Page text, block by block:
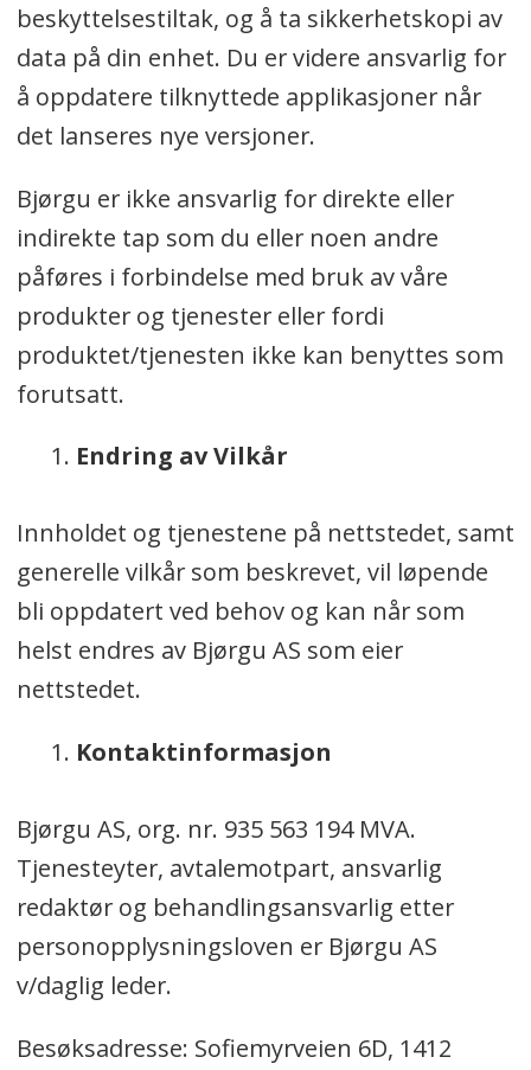
beskyttelsestiltak, og å ta sikkerhetskopi av
data på din enhet. Du er videre ansvarlig for
å oppdatere tilknyttede applikasjoner når
det lanseres nye versjoner.
Bjørgu er ikke ansvarlig for direkte eller
indirekte tap som du eller noen andre
påføres i forbindelse med bruk av våre
produkter og tjenester eller fordi
produktet/tjenesten ikke kan benyttes som
forutsatt.
Endring av Vilkår
Innholdet og tjenestene på nettstedet, samt
generelle vilkår som beskrevet, vil løpende
bli oppdatert ved behov og kan når som
helst endres av Bjørgu AS som eier
nettstedet.
Kontaktinformasjon
Bjørgu AS, org. nr. 935 563 194 MVA.
Tjenesteyter, avtalemotpart, ansvarlig
redaktør og behandlingsansvarlig etter
personopplysningsloven er Bjørgu AS
v/daglig leder.
Besøksadresse: Sofiemyrveien 6D, 1412